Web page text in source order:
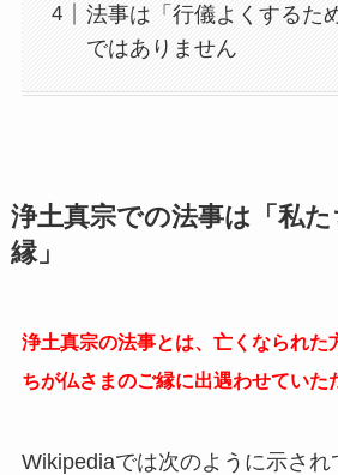
法事は「行儀よくするた
ではありません
浄土真宗での法事は「私
縁」
浄土真宗の法事とは、亡くなられた
ちが仏さまのご縁に出遇わせていた
Wikipediaでは次のように示され